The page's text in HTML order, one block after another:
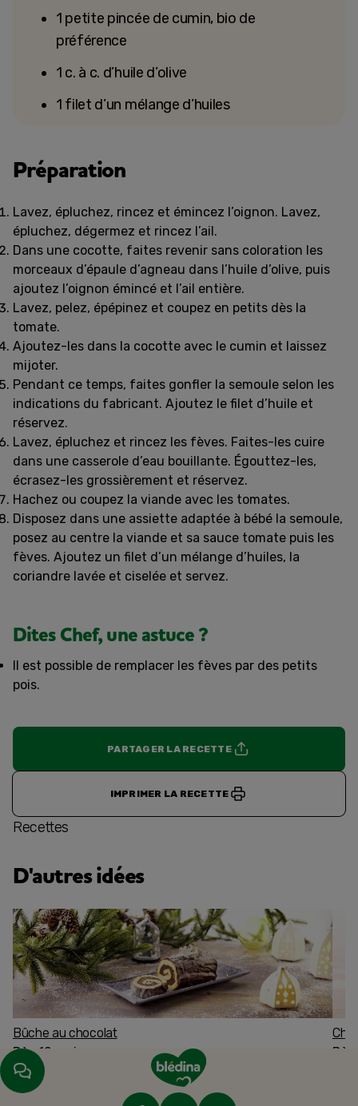
1 petite pincée de cumin, bio de
préférence
1 c. à c. d’huile d’olive
1 filet d’un mélange d’huiles
Préparation
Lavez, épluchez, rincez et émincez l’oignon. Lavez,
épluchez, dégermez et rincez l’ail.
Dans une cocotte, faites revenir sans coloration les
morceaux d’épaule d’agneau dans l’huile d’olive, puis
ajoutez l’oignon émincé et l’ail entière.
Lavez, pelez, épépinez et coupez en petits dès la
tomate.
Ajoutez-les dans la cocotte avec le cumin et laissez
mijoter.
Pendant ce temps, faites gonfler la semoule selon les
indications du fabricant. Ajoutez le filet d’huile et
réservez.
Lavez, épluchez et rincez les fèves. Faites-les cuire
dans une casserole d’eau bouillante. Égouttez-les,
écrasez-les grossièrement et réservez.
Hachez ou coupez la viande avec les tomates.
Disposez dans une assiette adaptée à bébé la semoule,
posez au centre la viande et sa sauce tomate puis les
fèves. Ajoutez un filet d’un mélange d’huiles, la
coriandre lavée et ciselée et servez.
Dites Chef, une astuce ?
Il est possible de remplacer les fèves par des petits
pois.
PARTAGER LA RECETTE
IMPRIMER LA RECETTE
Recettes
D'autres idées
Bûche au chocolat
Dès 12 mois